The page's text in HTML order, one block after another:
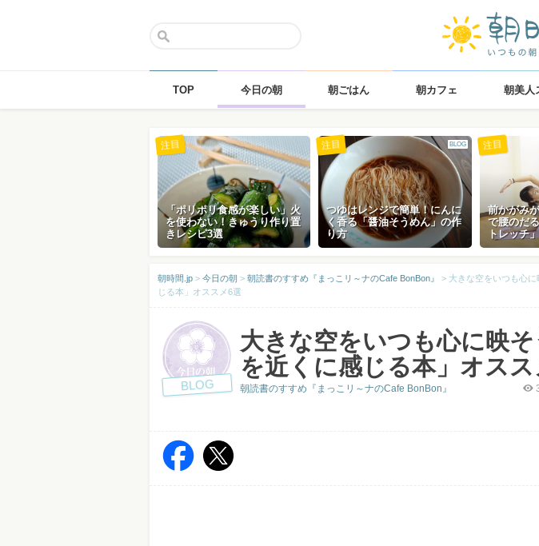
TOP 今日の朝 朝ごはん 朝カフェ 朝美人
「ポリポリ食感が楽しい」火
を使わない！きゅうり作り置
きレシピ3選
注目 BLOG
つゆはレンジで簡単！にんに
く香る「醤油そうめん」の作
り方
注目
前かがみ
で腰のだ
トレッチ」
注目
朝時間.jp > 今日の朝 > 朝読書のすすめ『まっこリ～ナのCafe BonBon』 > 大きな空をいつも心
じる本」オススメ6選
BLOG
大きな空をいつも心に映
を近くに感じる本」オスス
朝読書のすすめ『まっこリ～ナのCafe BonBon』